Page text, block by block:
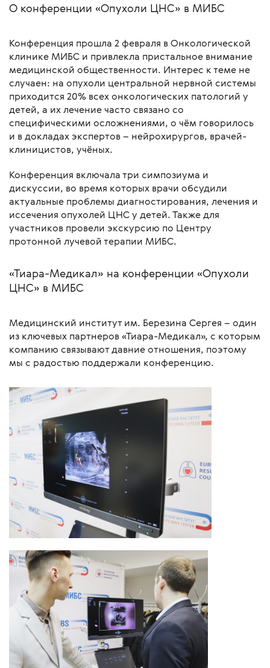
О конференции «Опухоли ЦНС» в МИБС
Конференция прошла 2 февраля в Онкологической
клинике МИБС и привлекла пристальное внимание
медицинской общественности. Интерес к теме не
случаен: на опухоли центральной нервной системы
приходится 20% всех онкологических патологий у
детей, а их лечение часто связано со
специфическими осложнениями, о чём говорилось
и в докладах экспертов – нейрохирургов, врачей-
клиницистов, учёных.
Конференция включала три симпозиума и
дискуссии, во время которых врачи обсудили
актуальные проблемы диагностирования, лечения и
иссечения опухолей ЦНС у детей. Также для
участников провели экскурсию по Центру
протонной лучевой терапии МИБС.
«Тиара-Медикал» на конференции «Опухоли
ЦНС» в МИБС
Медицинский институт им. Березина Сергея – один
из ключевых партнеров «Тиара-Медикал», с которым
компанию связывают давние отношения, поэтому
мы с радостью поддержали конференцию.